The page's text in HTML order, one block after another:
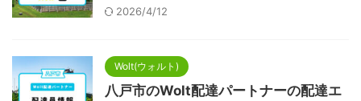
2026/4/12
Wolt(ウォルト)
八戸市のWolt配達パートナーの配達エ